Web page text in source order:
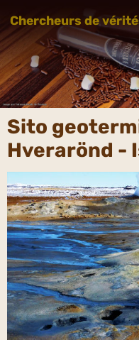
Chercheurs de
Sito
Hverarönd -